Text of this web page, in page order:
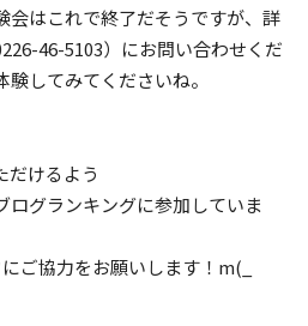
はこれで終了だそうですが、詳
46-5103）にお問い合わせくだ
体験してみてくださいね。
）
だけるよう
ログランキングに参加していま
ご協力をお願いします！m(_